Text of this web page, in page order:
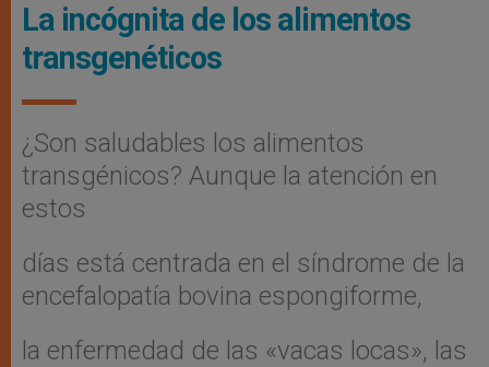
La incógnita de los alimentos
transgenéticos
¿Son saludables los alimentos
transgénicos? Aunque la atención en
estos
días está centrada en el síndrome de la
encefalopatía bovina espongiforme,
la enfermedad de las «vacas locas», las